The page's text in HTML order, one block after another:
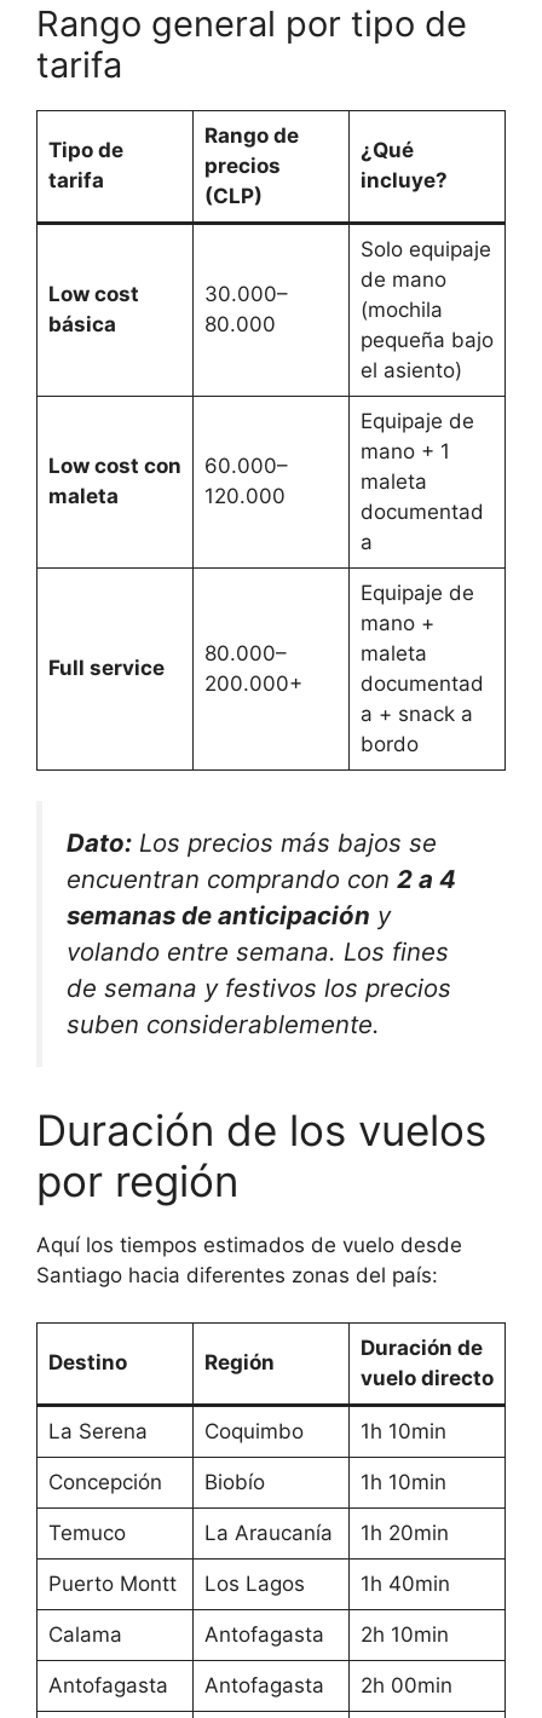
Rango general por tipo de
tarifa
Tipo de
tarifa
Rango de
precios
(CLP)
¿Qué
incluye?
Low cost
básica
30.000–
80.000
Solo equipaje
de mano
(mochila
pequeña bajo
el asiento)
Low cost con
maleta
60.000–
120.000
Equipaje de
mano + 1
maleta
documentad
a
Full service
80.000–
200.000+
Equipaje de
mano +
maleta
documentad
a + snack a
bordo
Dato: Los precios más bajos se
encuentran comprando con 2 a 4
semanas de anticipación y
volando entre semana. Los fines
de semana y festivos los precios
suben considerablemente.
Duración de los vuelos
por región
Aquí los tiempos estimados de vuelo desde
Santiago hacia diferentes zonas del país:
Destino Región
Duración de
vuelo directo
La Serena Coquimbo 1h 10min
Concepción Biobío 1h 10min
Temuco La Araucanía 1h 20min
Puerto Montt Los Lagos 1h 40min
Calama Antofagasta 2h 10min
Antofagasta Antofagasta 2h 00min
¡Comenzó a Nevar!
Descubre todo lo que puedes hacer en
invierno en Chile